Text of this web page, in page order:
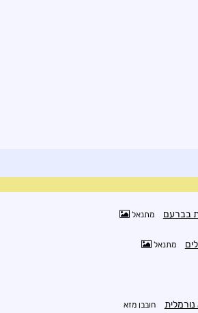
בברעם מתנאל
מתנאל
נורמלית חובבן מזא